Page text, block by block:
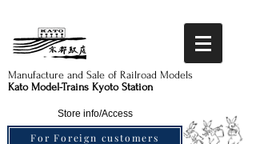
Manufacture and Sale of Railroad Models​
Kato Model-Trains Kyoto Station
Store info/Access
For Foreign customers